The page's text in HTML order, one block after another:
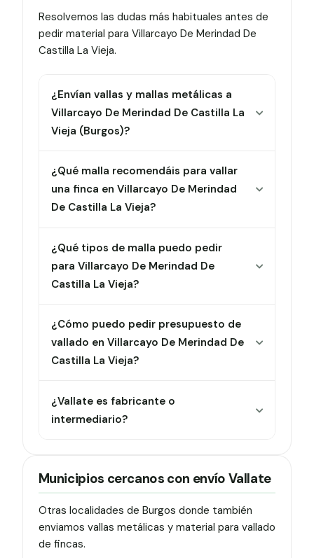
Resolvemos las dudas más habituales antes de
pedir material para Villarcayo De Merindad De
Castilla La Vieja.
¿Envían vallas y mallas metálicas a
Villarcayo De Merindad De Castilla La
Vieja (Burgos)?
¿Qué malla recomendáis para vallar
una finca en Villarcayo De Merindad
De Castilla La Vieja?
¿Qué tipos de malla puedo pedir
para Villarcayo De Merindad De
Castilla La Vieja?
¿Cómo puedo pedir presupuesto de
vallado en Villarcayo De Merindad De
Castilla La Vieja?
¿Vallate es fabricante o
intermediario?
Municipios cercanos con envío Vallate
Otras localidades de Burgos donde también
enviamos vallas metálicas y material para vallado
de fincas.